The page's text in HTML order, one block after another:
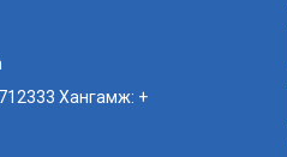
Хангамж: +